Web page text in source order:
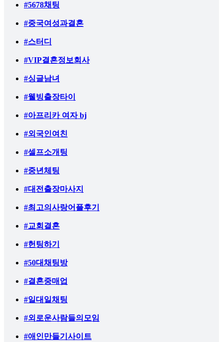
#5678채팅
#중국여성과결혼
#스터디
#VIP결혼정보회사
#싱글남녀
#웰빙출장타이
#아프리카 여자 bj
#외국인여친
#셀프소개팅
#중년체팅
#대전출장마사지
#최고의사랑어플후기
#교회결혼
#헌팅하기
#50대채팅방
#결혼중매업
#일대일채팅
#외로운사람들의모임
#애인만들기사이트